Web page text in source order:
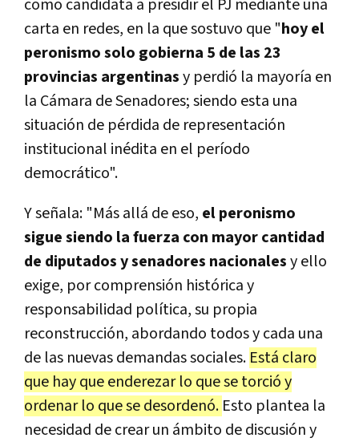
como candidata a presidir el PJ mediante una
carta en redes, en la que sostuvo que "hoy el
peronismo solo gobierna 5 de las 23
provincias argentinasy perdió la mayoría en
la Cámara de Senadores; siendo esta una
situación de pérdida de representación
institucional inédita en el período
democrático".
Y señala: "Más allá de eso, el peronismo
sigue siendo la fuerza con mayor cantidad
de diputados y senadores nacionalesy ello
exige, por comprensión histórica y
responsabilidad política, su propia
reconstrucción, abordando todos y cada una
de las nuevas demandas sociales. Está claro
que hay que enderezar lo que se torció y
ordenar lo que se desordenó. Esto plantea la
necesidad de crear un ámbito de discusión y